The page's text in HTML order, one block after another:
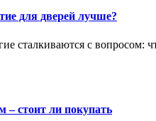
для дверей лучше?
сталкиваются с вопросом:
стоит ли покупать